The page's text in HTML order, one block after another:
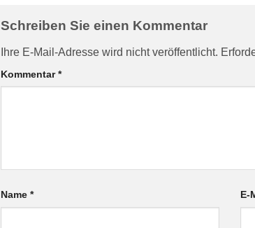
Schreiben Sie einen Kommentar
Ihre E-Mail-Adresse wird nicht veröffentlicht.
Kommentar*
Name * E-